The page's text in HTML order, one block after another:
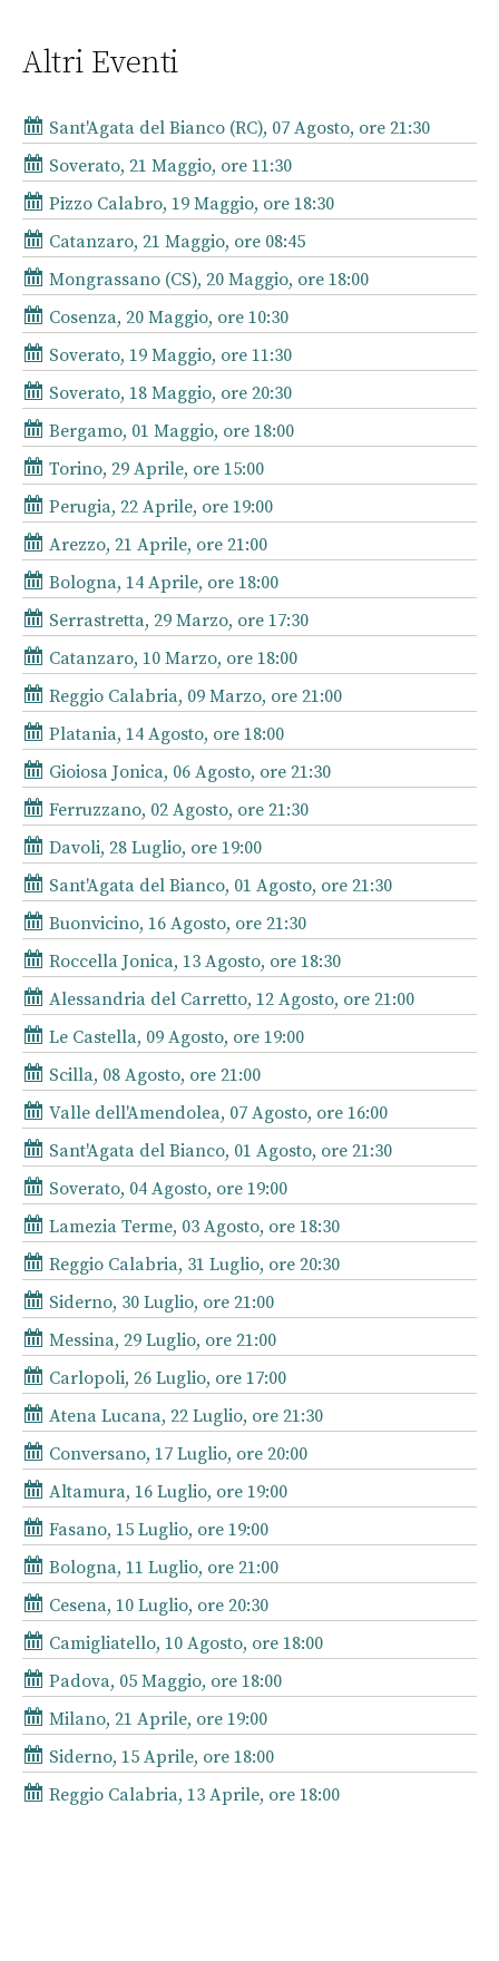
Altri Eventi
Sant'Agata del Bianco (RC), 07 Agosto, ore 21:30
Soverato, 21 Maggio, ore 11:30
Pizzo Calabro, 19 Maggio, ore 18:30
Catanzaro, 21 Maggio, ore 08:45
Mongrassano (CS), 20 Maggio, ore 18:00
Cosenza, 20 Maggio, ore 10:30
Soverato, 19 Maggio, ore 11:30
Soverato, 18 Maggio, ore 20:30
Bergamo, 01 Maggio, ore 18:00
Torino, 29 Aprile, ore 15:00
Perugia, 22 Aprile, ore 19:00
Arezzo, 21 Aprile, ore 21:00
Bologna, 14 Aprile, ore 18:00
Serrastretta, 29 Marzo, ore 17:30
Catanzaro, 10 Marzo, ore 18:00
Reggio Calabria, 09 Marzo, ore 21:00
Platania, 14 Agosto, ore 18:00
Gioiosa Jonica, 06 Agosto, ore 21:30
Ferruzzano, 02 Agosto, ore 21:30
Davoli, 28 Luglio, ore 19:00
Sant'Agata del Bianco, 01 Agosto, ore 21:30
Buonvicino, 16 Agosto, ore 21:30
Roccella Jonica, 13 Agosto, ore 18:30
Alessandria del Carretto, 12 Agosto, ore 21:00
Le Castella, 09 Agosto, ore 19:00
Scilla, 08 Agosto, ore 21:00
Valle dell'Amendolea, 07 Agosto, ore 16:00
Sant'Agata del Bianco, 01 Agosto, ore 21:30
Soverato, 04 Agosto, ore 19:00
Lamezia Terme, 03 Agosto, ore 18:30
Reggio Calabria, 31 Luglio, ore 20:30
Siderno, 30 Luglio, ore 21:00
Messina, 29 Luglio, ore 21:00
Carlopoli, 26 Luglio, ore 17:00
Atena Lucana, 22 Luglio, ore 21:30
Conversano, 17 Luglio, ore 20:00
Altamura, 16 Luglio, ore 19:00
Fasano, 15 Luglio, ore 19:00
Bologna, 11 Luglio, ore 21:00
Cesena, 10 Luglio, ore 20:30
Camigliatello, 10 Agosto, ore 18:00
Padova, 05 Maggio, ore 18:00
Milano, 21 Aprile, ore 19:00
Siderno, 15 Aprile, ore 18:00
Reggio Calabria, 13 Aprile, ore 18:00